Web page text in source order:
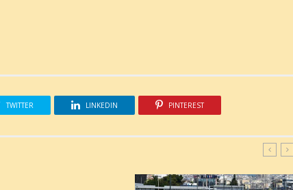
TWITTER LINKEDIN PINTEREST